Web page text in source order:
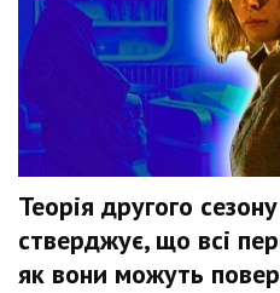
Теорія другого
стверджує, що всі
як вони можуть